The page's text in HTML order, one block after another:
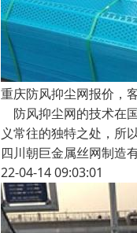
重庆防风抑尘网报价，
防风抑尘网的技术在
义常往的独特之处，所
四川朝巨金属丝网制造
22-04-14 09:03:01